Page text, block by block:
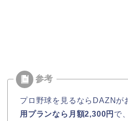
プロ野球を見るならDAZNが
用プランなら月額2,300円 で